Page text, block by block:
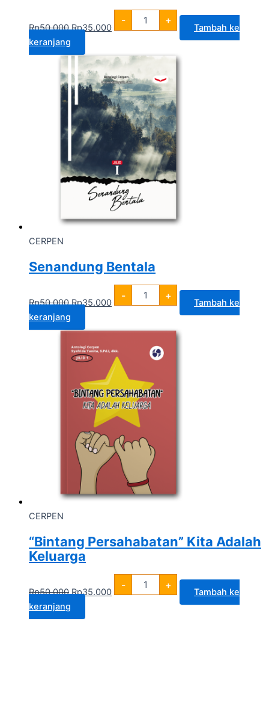
Rp50.000 Rp35.000
- +
Tambah ke
keranjang
CERPEN
Senandung Bentala
Rp50.000 Rp35.000
- +
Tambah ke
keranjang
CERPEN
“Bintang Persahabatan” Kita Adalah
Keluarga
Rp50.000 Rp35.000
- +
Tambah ke
keranjang